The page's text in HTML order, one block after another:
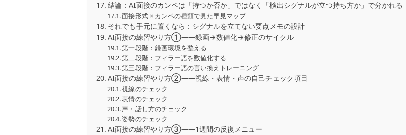
結論：AI面接のカンペは「持つか否か」ではなく「検出シグナルが立つ持ち方か」で分かれる
面接形式 × カンペの種類で見た早見マップ
それでも手元に置くなら：シグナルを立てない要点メモの設計
AI面接の練習やり方①――録画→数値化→修正のサイクル
第一段階：録画環境を整える
第二段階：フィラー語を数値化する
第三段階：フィラー語の言い換えトレーニング
AI面接の練習やり方②――視線・表情・声の自己チェック項目
視線のチェック
表情のチェック
声・話し方のチェック
姿勢のチェック
AI面接の練習やり方③――1週間の反復メニュー